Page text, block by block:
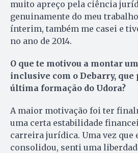
muito apreço pela ciência
genuinamente do meu
ínterim, também me casei e
no ano de 2014.
O que te motivou a montar
inclusive com o Debarry, que
última formação do Udora?
A maior motivação foi ter
uma certa estabilidade
carreira jurídica. Uma vez que
consolidou, senti uma